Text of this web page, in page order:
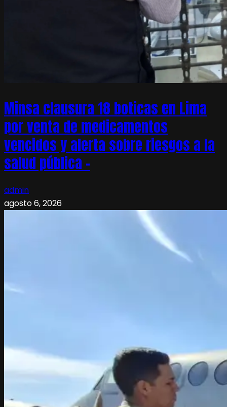
Minsa clausura 18 boticas en Lima
por venta de medicamentos
vencidos y alerta sobre riesgos a la
salud pública –
admin
agosto 6, 2026